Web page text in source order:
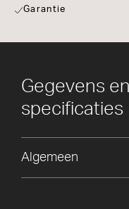
Garantie
Gegevens en
specificaties
Algemeen